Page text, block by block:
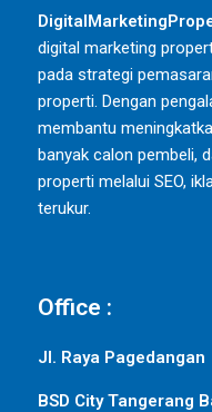
digital marketing
pada strategi
properti. Dengan
membantu
banyak calon pembeli,
properti melalui SEO,
terukur.
Office :
Jl. Raya Pagedangan
BSD City Tangerang